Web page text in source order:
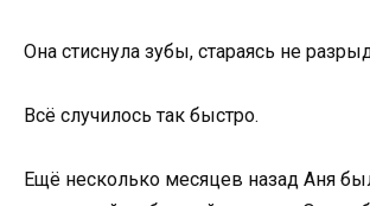
Она стиснула зубы, стараясь не
Всё случилось так быстро.
Ещё несколько месяцев назад Аня